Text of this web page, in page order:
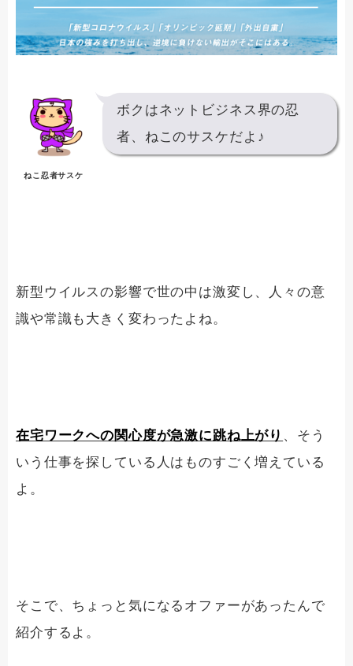
ねこ忍者サスケ
ボクはネットビジネス界の忍
者、ねこのサスケだよ♪
新型ウイルスの影響で世の中は激変し、人々の意
識や常識も大きく変わったよね。
在宅ワークへの関心度が急激に跳ね上がり 、そう
いう仕事を探している人はものすごく増えている
よ。
そこで、ちょっと気になるオファーがあったんで
紹介するよ。